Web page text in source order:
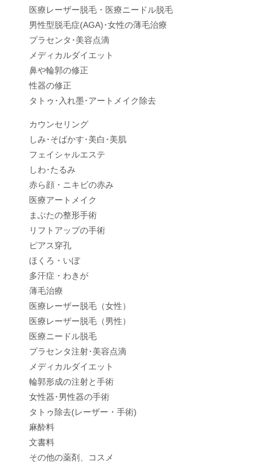
医療レーザー脱毛・医療ニードル脱毛
男性型脱毛症(AGA)･女性の薄毛治療
プラセンタ･美容点滴
メディカルダイエット
鼻や輪郭の修正
性器の修正
タトゥ･入れ墨･アートメイク除去
カウンセリング
しみ･そばかす･美白･美肌
フェイシャルエステ
しわ･たるみ
赤ら顔・ニキビの赤み
医療アートメイク
まぶたの整形手術
リフトアップの手術
ピアス穿孔
ほくろ・いぼ
多汗症・わきが
薄毛治療
医療レーザー脱毛（女性）
医療レーザー脱毛（男性）
医療ニードル脱毛
プラセンタ注射･美容点滴
メディカルダイエット
輪郭形成の注射と手術
女性器･男性器の手術
タトゥ除去(レーザー・手術)
麻酔料
文書料
その他の薬剤、コスメ